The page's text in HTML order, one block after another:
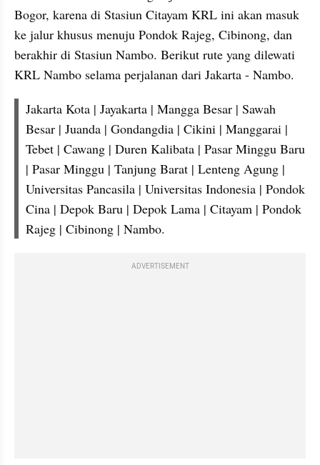
Bogor, karena di Stasiun Citayam KRL ini akan masuk
ke jalur khusus menuju Pondok Rajeg, Cibinong, dan
berakhir di Stasiun Nambo. Berikut rute yang dilewati
KRL Nambo selama perjalanan dari Jakarta - Nambo.
Jakarta Kota | Jayakarta | Mangga Besar | Sawah
Besar | Juanda | Gondangdia | Cikini | Manggarai |
Tebet | Cawang | Duren Kalibata | Pasar Minggu Baru
| Pasar Minggu | Tanjung Barat | Lenteng Agung |
Universitas Pancasila | Universitas Indonesia | Pondok
Cina | Depok Baru | Depok Lama | Citayam | Pondok
Rajeg | Cibinong | Nambo.
ADVERTISEMENT